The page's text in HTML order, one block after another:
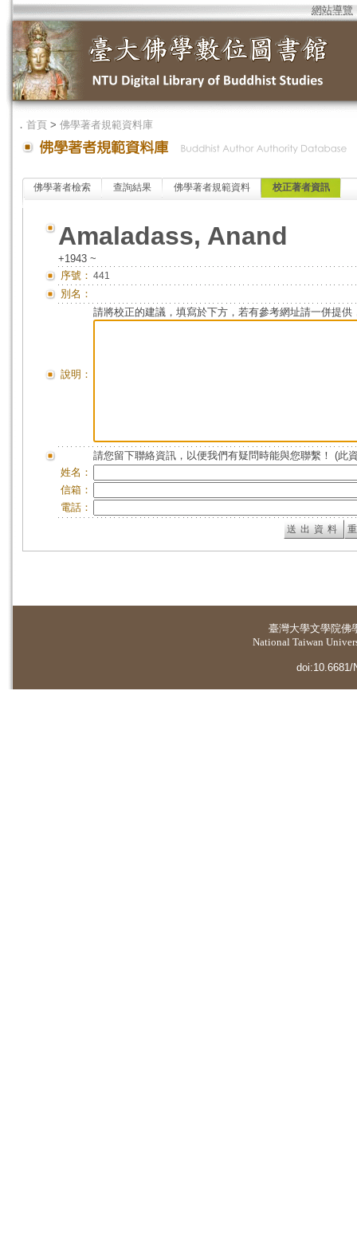
網站導覽
． 首頁 > 佛學著者規範資料庫
佛學著者檢索 查詢結果 佛學著者規範資料 校正著者資訊
Amaladass, Anand
+1943 ~
序號： 441
別名：
說明：
請將校正的建議，填寫於下方，若有參考網址請一併提供
請您留下聯絡資訊，以便我們有疑問時能與您聯繫！ (此
姓名：
信箱：
電話：
臺灣大學文學院佛
National Taiwan
doi:10.6681/